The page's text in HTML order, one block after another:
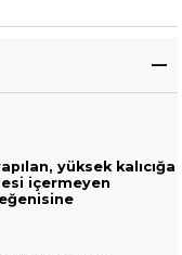
yüksek kalıcığa
içermeyen